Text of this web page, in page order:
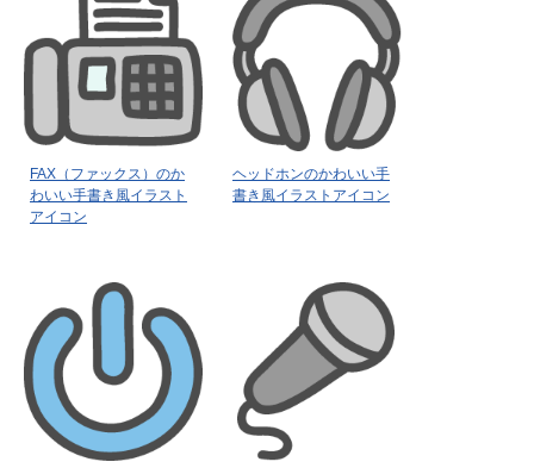
FAX（ファックス）のか
わいい手書き風イラスト
アイコン
ヘッドホンのかわいい手
書き風イラストアイコン